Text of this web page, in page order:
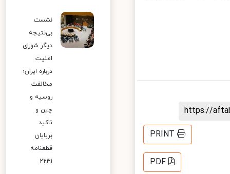
https://
PRINT
PDF
نشست
بی‌نتیجه
دیگر شورای
امنیت
درباره ایران؛
مخالفت
روسیه و
چین و
تاکید
برپایان
قطعنامه
۲۲۳۱